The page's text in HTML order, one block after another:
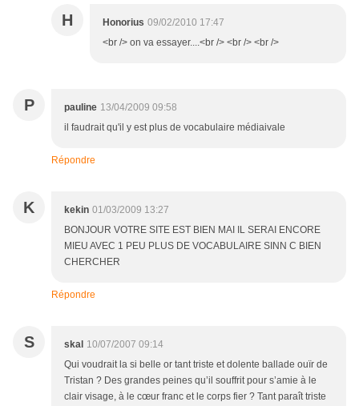
H Honorius 09/02/2010 17:47
<br /> on va essayer....<br /> <br /> <br />
P pauline 13/04/2009 09:58
il faudrait qu'il y est plus de vocabulaire médiaivale
Répondre
K kekin 01/03/2009 13:27
BONJOUR VOTRE SITE EST BIEN MAI IL SERAI ENCORE
MIEU AVEC 1 PEU PLUS DE VOCABULAIRE SINN C BIEN
CHERCHER
Répondre
S skal 10/07/2007 09:14
Qui voudrait la si belle or tant triste et dolente ballade ouïr de
Tristan ? Des grandes peines qu’il souffrit pour s’amie à le
clair visage, à le cœur franc et le corps fier ? Tant paraît triste